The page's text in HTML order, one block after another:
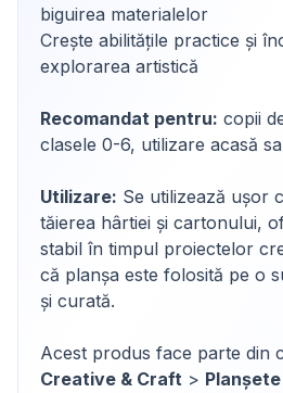
biguirea materialelor
Crește abilitățile practice și
explorarea artistică
Recomandat pentru: copii
clasele 0-6, utilizare acasă
Utilizare: Se utilizează ușor
tăierea hârtiei și cartonului,
stabil în timpul proiectelor
că planșa este folosită pe o
și curată.
Acest produs face parte din
Creative & Craft >